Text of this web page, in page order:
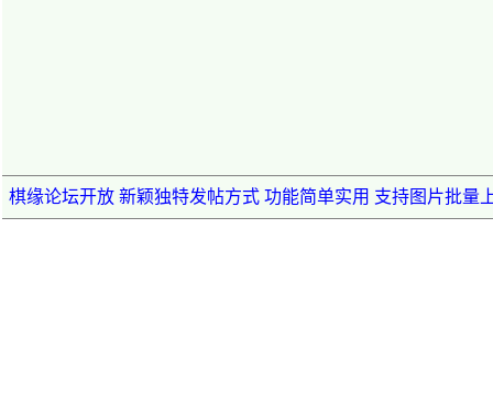
棋缘论坛开放 新颖独特发帖方式 功能简单实用 支持图片批量